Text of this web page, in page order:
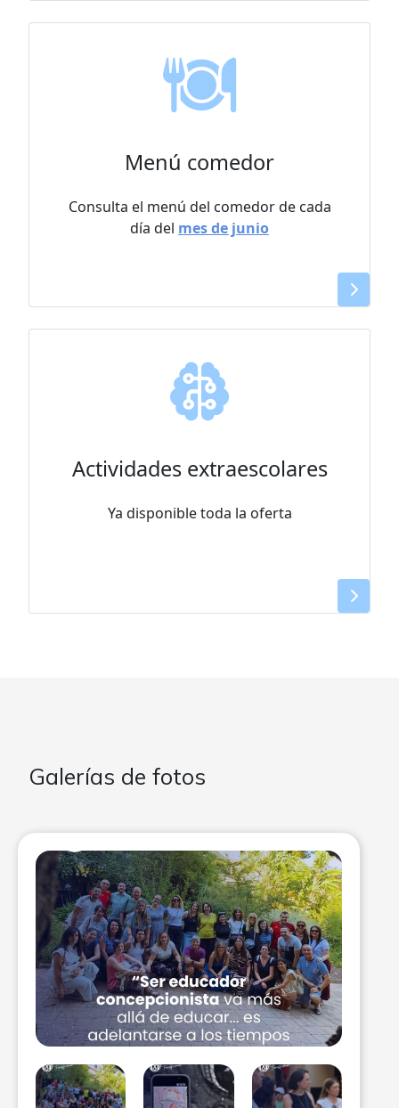
Menú comedor
Consulta el menú del comedor de cada
día del mes de junio
Actividades extraescolares
Ya disponible toda la oferta
Galerías de fotos